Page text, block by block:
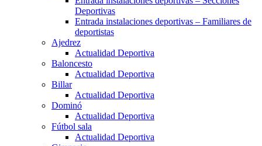
Deportivas
Entrada instalaciones deportivas – Familiares de
deportistas
Ajedrez
Actualidad Deportiva
Baloncesto
Actualidad Deportiva
Billar
Actualidad Deportiva
Dominó
Actualidad Deportiva
Fútbol sala
Actualidad Deportiva